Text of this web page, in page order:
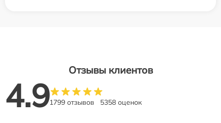
Отзывы клиентов
4.91799 отзывов 5358 оценок